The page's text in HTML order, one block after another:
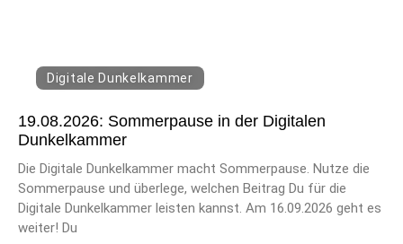
Digitale Dunkelkammer
19.08.2026: Sommerpause in der Digitalen
Dunkelkammer
Die Digitale Dunkelkammer macht Sommerpause. Nutze die
Sommerpause und überlege, welchen Beitrag Du für die
Digitale Dunkelkammer leisten kannst. Am 16.09.2026 geht es
weiter! Du